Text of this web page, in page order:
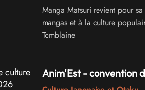
Manga Matsuri revient pour
mangas et à la culture
Tomblaine
Anim'Est - convention